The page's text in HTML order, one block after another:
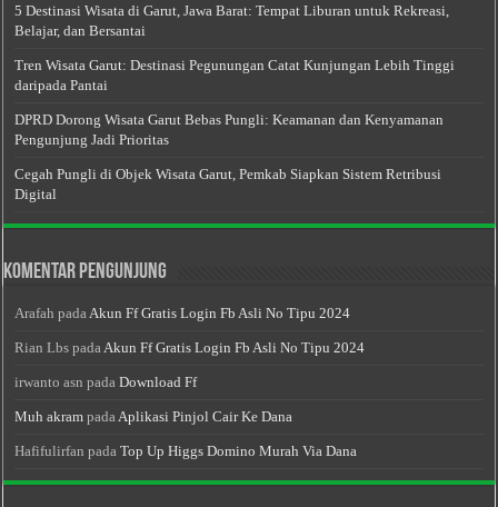
5 Destinasi Wisata di Garut, Jawa Barat: Tempat Liburan untuk Rekreasi,
Belajar, dan Bersantai
Tren Wisata Garut: Destinasi Pegunungan Catat Kunjungan Lebih Tinggi
daripada Pantai
DPRD Dorong Wisata Garut Bebas Pungli: Keamanan dan Kenyamanan
Pengunjung Jadi Prioritas
Cegah Pungli di Objek Wisata Garut, Pemkab Siapkan Sistem Retribusi
Digital
Komentar Pengunjung
Arafah pada Akun Ff Gratis Login Fb Asli No Tipu 2024
Rian Lbs pada Akun Ff Gratis Login Fb Asli No Tipu 2024
irwanto asn padaDownload Ff
Muh akram pada Aplikasi Pinjol Cair Ke Dana
Hafifulirfan padaTop Up Higgs Domino Murah Via Dana